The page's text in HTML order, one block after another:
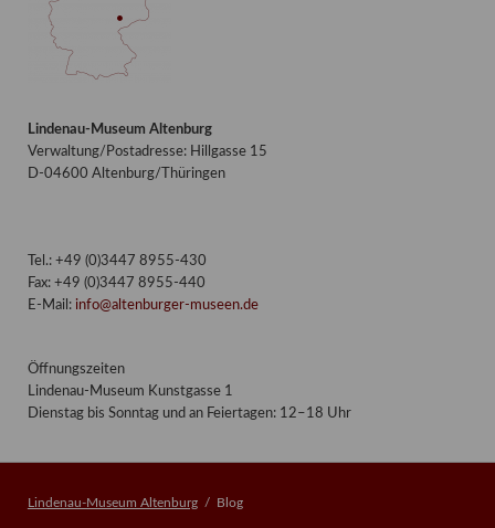
Lindenau-Museum Altenburg
Verwaltung/Postadresse: Hillgasse 15
D-04600 Altenburg/Thüringen
Tel.: +49 (0)3447 8955-430
Fax: +49 (0)3447 8955-440
E-Mail: info@altenburger-museen.de
Öffnungszeiten
Lindenau-Museum Kunstgasse 1
Dienstag bis Sonntag und an Feiertagen: 12–18 Uhr
Lindenau-Museum Altenburg Blog